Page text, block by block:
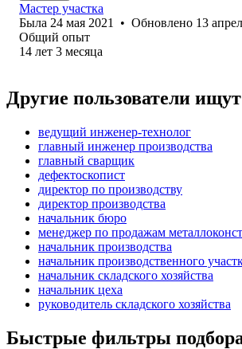
Мастер участка
Была 24 мая 2021 • Обновлено 13
Общий опыт
14 лет 3 месяца
Другие пользователи ищут
ведущий инженер-технолог
главный инженер производства
главный сварщик
дефектоскопист
директор по производству
директор производства
начальник бюро
менеджер по продажам
начальник производства
начальник производственного
начальник складского хозяйства
начальник цеха
руководитель складского хозяйства
Быстрые фильтры